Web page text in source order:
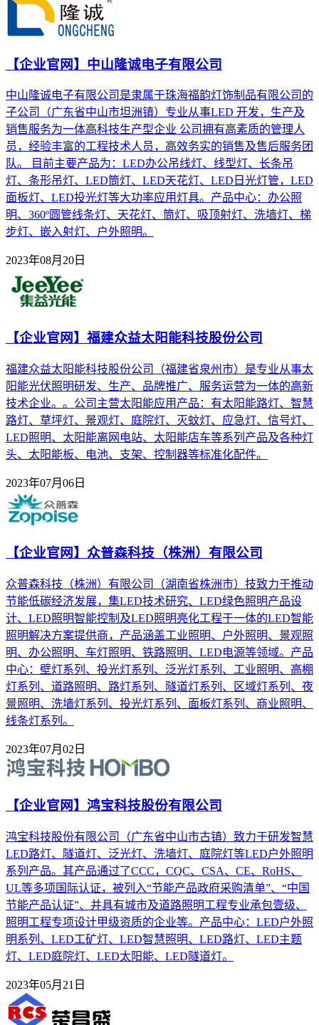
【企业官网】中山隆诚电子有限公司
中山隆诚电子有限公司是隶属于珠海福韵灯饰制品有限公司的
子公司（广东省中山市坦洲镇）专业从事LED 开发，生产及
销售服务为一体高科技生产型企业 公司拥有高素质的管理人
员，经验丰富的工程技术人员，高效务实的销售及售后服务团
队。 目前主要产品为：LED办公吊线灯、线型灯、长条吊
灯、条形吊灯、LED筒灯、LED天花灯、LED日光灯管，LED
面板灯、LED投光灯等大功率应用灯具。产品中心：办公照
明、360º圆管线条灯、天花灯、筒灯、吸顶射灯、洗墙灯、梯
步灯、嵌入射灯、户外照明。
2023年08月20日
【企业官网】福建众益太阳能科技股份公司
福建众益太阳能科技股份公司（福建省泉州市）是专业从事太
阳能光伏照明研发、生产、品牌推广、服务运营为一体的高新
技术企业。。公司主营太阳能应用产品：有太阳能路灯、智慧
路灯、草坪灯、景观灯、庭院灯、灭蚊灯、应急灯、信号灯、
LED照明、太阳能离网电站、太阳能店车等系列产品及各种灯
头、太阳能板、电池、支架、控制器等标准化配件。
2023年07月06日
【企业官网】众普森科技（株洲）有限公司
众普森科技（株洲）有限公司（湖南省株洲市）技致力于推动
节能低碳经济发展，集LED技术研究、LED绿色照明产品设
计、LED照明智能控制及LED照明亮化工程于一体的LED智能
照明解决方案提供商，产品涵盖工业照明、户外照明、景观照
明、办公照明、车灯照明、铁路照明、LED电源等领域。产品
中心：壁灯系列、投光灯系列、泛光灯系列、工业照明、高棚
灯系列、道路照明、路灯系列、隧道灯系列、区域灯系列、夜
景照明、洗墙灯系列、投光灯系列、面板灯系列、商业照明、
线条灯系列。
2023年07月02日
【企业官网】鸿宝科技股份有限公司
鸿宝科技股份有限公司（广东省中山市古镇）致力于研发智慧
LED路灯、隧道灯、泛光灯、洗墙灯、庭院灯等LED户外照明
系列产品。其产品通过了CCC，CQC、CSA、CE、RoHS、
UL等多项国际认证，被列入“节能产品政府采购清单”、“中国
节能产品认证”、并具有城市及道路照明工程专业承包壹级、
照明工程专项设计甲级资质的企业等。产品中心：LED户外照
明系列、LED工矿灯、LED智慧照明、LED路灯、LED主题
灯、LED庭院灯、LED太阳能、LED隧道灯。
2023年05月21日